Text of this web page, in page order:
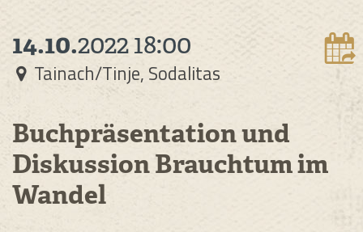
14.10.202218:00
Tainach/Tinje, Sodalitas
Buchpräsentation und
Diskussion Brauchtum im
Wandel